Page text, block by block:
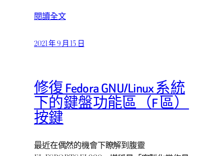
閱讀全文
2021 年 9 月 15 日
修復 Fedora GNU/Linux 系統
下的鍵盤功能區（F 區）
按鍵
最近在偶然的機會下瞭解到腹靈